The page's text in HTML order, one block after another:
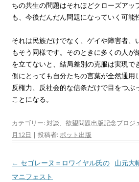
ちの共生の問題はそれほどクローズアッ
も、今後だんだん問題になっていく可能
それは民族だけでなく、ゲイや障害者、
もそう同様です。そのときに多くの人が
を立てないと、結局差別の克服は実現で
側にとっても自分たちの言葉が全然通用
反権力、反社会的な信条だけで目をつぶ
ことになる。
カテゴリー:対談、 欲望問題出版記念プロジ
月12日 | 投稿者:ポット出版
投
稿
← セゴレーヌ＝ロワイヤル氏の
マニフェスト
山元大